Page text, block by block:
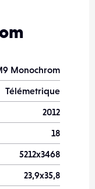
EMAIL
Monochrom
Télémetrique
2012
18
5212x3468
23,9x35,8